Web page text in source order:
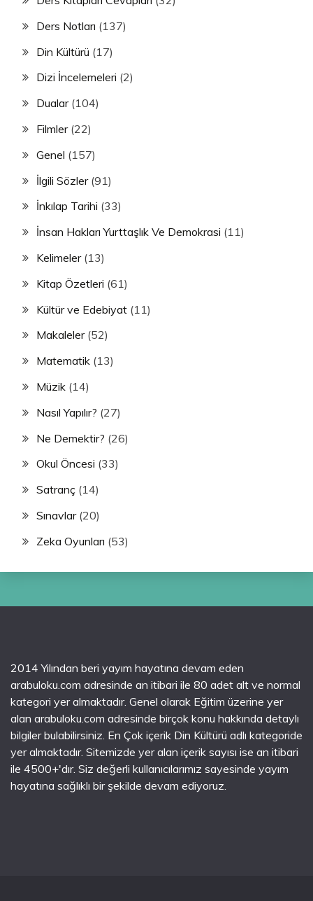
Ders Notları (137)
Din Kültürü (17)
Dizi İncelemeleri (2)
Dualar(104)
Filmler(22)
Genel (157)
İlgili Sözler(91)
İnkılap Tarihi (33)
İnsan Hakları Yurttaşlık Ve Demokrasi (11)
Kelimeler(13)
Kitap Özetleri (61)
Kültür ve Edebiyat (11)
Makaleler(52)
Matematik (13)
Müzik (14)
Nasıl Yapılır? (27)
Ne Demektir? (26)
Okul Öncesi (33)
Satranç (14)
Sınavlar(20)
Zeka Oyunları (53)
2014 Yılından beri yayım hayatına devam eden
arabuloku.com adresinde an itibari ile 80 adet alt ve normal
kategori yer almaktadır. Genel olarak Eğitim üzerine yer
alan arabuloku.com adresinde birçok konu hakkında detaylı
bilgiler bulabilirsiniz. En Çok içerik Din Kültürü adlı kategoride
yer almaktadır. Sitemizde yer alan içerik sayısı ise an itibari
ile 4500+'dır. Siz değerli kullanıcılarımız sayesinde yayım
hayatına sağlıklı bir şekilde devam ediyoruz.